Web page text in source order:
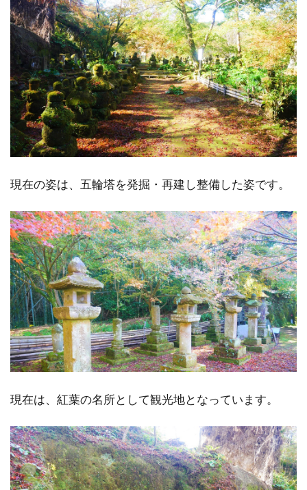
現在の姿は、五輪塔を発掘・再建し整備した姿です。
現在は、紅葉の名所として観光地となっています。